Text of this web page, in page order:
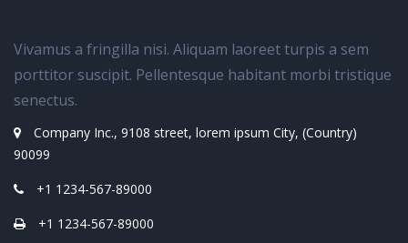
Vivamus a fringilla nisi. Aliquam laoreet turpis a sem
porttitor suscipit. Pellentesque habitant morbi tristique
senectus.
Company Inc., 9108 street, lorem ipsum City, (Country)
90099
+1 1234-567-89000
+1 1234-567-89000